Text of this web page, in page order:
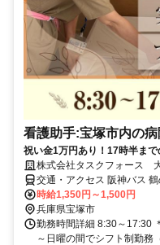
看護助手:宝塚市内の
祝い金1万円あり！17時半ま
株式会社タスクフォース
院(20260325_657)
交通・アクセス 阪神バス
時給1,350円～1,500円
兵庫県宝塚市
勤務時間詳細 8:30～17:30
～日曜の間でシフト制勤務